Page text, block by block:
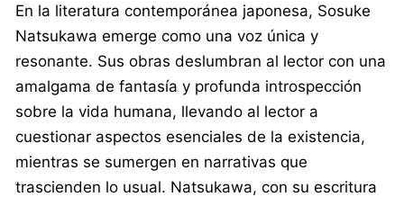
En la literatura contemporánea japonesa, Sosuke
Natsukawa emerge como una voz única y
resonante. Sus obras deslumbran al lector con una
amalgama de fantasía y profunda introspección
sobre la vida humana, llevando al lector a
cuestionar aspectos esenciales de la existencia,
mientras se sumergen en narrativas que
trascienden lo usual. Natsukawa, con su escritura